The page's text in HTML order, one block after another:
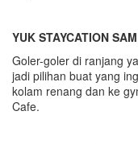
YUK STAYCATION
Goler-goler di ranjang
jadi pilihan buat yang
kolam renang dan ke
Cafe.